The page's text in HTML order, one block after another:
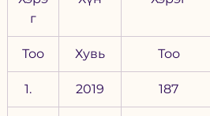
г
Тоо Хувь Тоо
2019 187